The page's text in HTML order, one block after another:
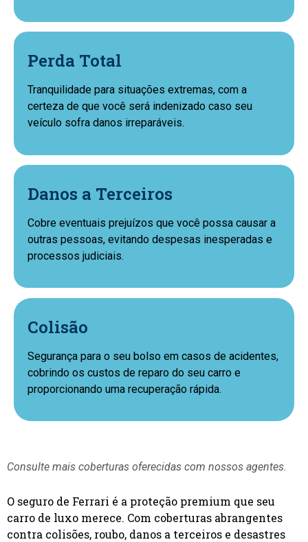
Perda Total
Tranquilidade para situações extremas, com a
certeza de que você será indenizado caso seu
veículo sofra danos irreparáveis.
Danos a Terceiros
Cobre eventuais prejuízos que você possa causar a
outras pessoas, evitando despesas inesperadas e
processos judiciais.
Colisão
Segurança para o seu bolso em casos de acidentes,
cobrindo os custos de reparo do seu carro e
proporcionando uma recuperação rápida.
Consulte mais coberturas oferecidas com nossos agentes.
O seguro de Ferrari é a proteção premium que seu
carro de luxo merece. Com coberturas abrangentes
contra colisões, roubo, danos a terceiros e desastres